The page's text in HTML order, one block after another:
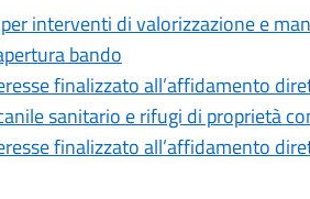
interventi di valorizzazione e
bando
finalizzato all’affidamento
sanitario e rifugi di proprietà
finalizzato all’affidamento